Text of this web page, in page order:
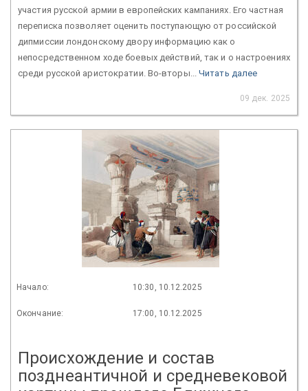
участия русской армии в европейских кампаниях. Его частная
переписка позволяет оценить поступающую от российской
дипмиссии лондонскому двору информацию как о
непосредственном ходе боевых действий, так и о настроениях
среди русской аристократии. Во-вторы... Читать далее
09 дек. 2025
Начало: 10:30, 10.12.2025
Окончание: 17:00, 10.12.2025
Происхождение и состав
позднеантичной и средневековой